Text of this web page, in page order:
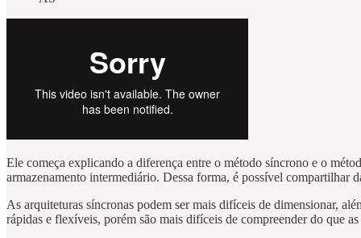
Ele começa explicando a diferença entre o método síncrono e o
armazenamento intermediário. Dessa forma, é possível compartilhar
As arquiteturas síncronas podem ser mais difíceis de dimensionar,
rápidas e flexíveis, porém são mais difíceis de compreender do que